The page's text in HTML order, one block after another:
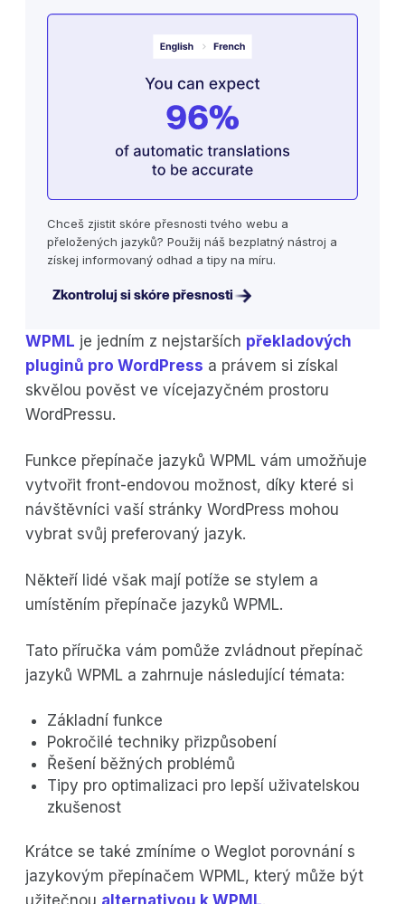
WPML je jedním z nejstarších překladových
pluginů pro WordPress a právem si získal
skvělou pověst ve vícejazyčném prostoru
WordPressu.
Funkce přepínače jazyků WPML vám umožňuje
vytvořit front-endovou možnost, díky které si
návštěvníci vaší stránky WordPress mohou
vybrat svůj preferovaný jazyk.
Někteří lidé však mají potíže se stylem a
umístěním přepínače jazyků WPML.
Tato příručka vám pomůže zvládnout přepínač
jazyků WPML a zahrnuje následující témata:
Základní funkce
Pokročilé techniky přizpůsobení
Řešení běžných problémů
Tipy pro optimalizaci pro lepší uživatelskou
zkušenost
Krátce se také zmíníme o Weglot porovnání s
jazykovým přepínačem WPML, který může být
Chceš zjistit skóre přesnosti tvého webu a
přeložených jazyků? Použij náš bezplatný nástroj a
získej informovaný odhad a tipy na míru.
Zkontroluj si skóre přesnosti